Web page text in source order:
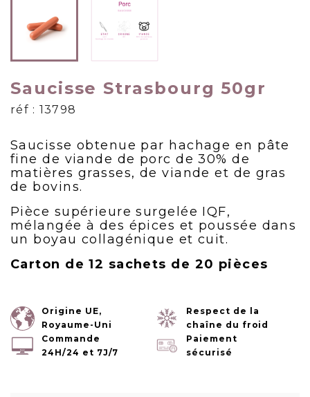
Saucisse Strasbourg 50gr
réf : 13798
Saucisse obtenue par hachage en pâte
fine de viande de porc de 30% de
matières grasses, de viande et de gras
de bovins.
Pièce supérieure surgelée IQF,
mélangée à des épices et poussée dans
un boyau collagénique et cuit.
Carton de 12 sachets de 20 pièces
Origine UE,
Royaume-Uni
Respect de la
chaîne du froid
Commande
24H/24 et 7J/7
Paiement
sécurisé